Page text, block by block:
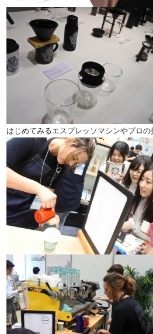
はじめてみるエスプレッソマシンやプロの